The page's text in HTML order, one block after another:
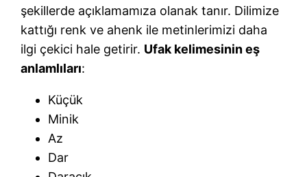
şekillerde açıklamamıza olanak tanır. Dilimize
kattığı renk ve ahenk ile metinlerimizi daha
ilgi çekici hale getirir. Ufak kelimesinin eş
anlamlıları:
Küçük
Minik
Az
Dar